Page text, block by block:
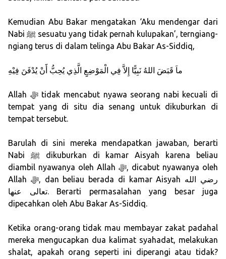
Kemudian Abu Bakar mengatakan ‘Aku mendengar dari
Nabi ﷺ sesuatu yang tidak pernah kulupakan’, terngiang-
ngiang terus di dalam telinga Abu Bakar As-Siddiq,
ماَ قَبَضَ اللهُ نَبِيًّا إِلاَّ فِي الْمَوْضِعِِ الَّذِي يُحِبُّ أََنْ يُدْفَنَ فِيْهِ
Allah ﷻ tidak mencabut nyawa seorang nabi kecuali di
tempat yang di situ dia senang untuk dikuburkan di
tempat tersebut.
Barulah di sini mereka mendapatkan jawaban, berarti
Nabi ﷺ dikuburkan di kamar Aisyah karena beliau
diambil nyawanya oleh Allah ﷻ, dicabut nyawanya oleh
Allah ﷻ, dan beliau berada di kamar Aisyah رضي الله
تعالى عنها. Berarti permasalahan yang besar juga
dipecahkan oleh Abu Bakar As-Siddiq.
Ketika orang-orang tidak mau membayar zakat padahal
mereka mengucapkan dua kalimat syahadat, melakukan
shalat, apakah orang seperti ini diperangi atau tidak?